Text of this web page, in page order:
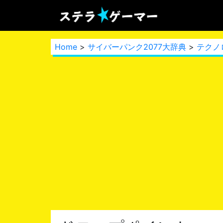
Home > サイバーパンク2077大辞典 > テクノ